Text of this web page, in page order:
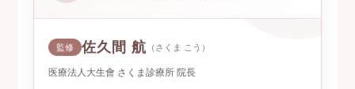
監修 佐久間 航 （さくま こう）
医療法人大生會 さくま診療所 院長